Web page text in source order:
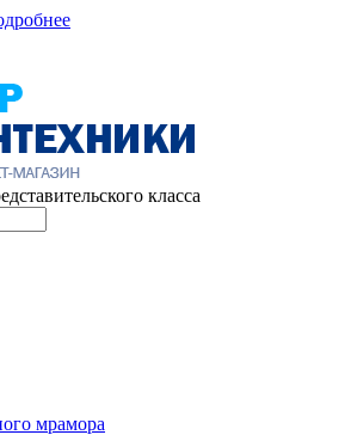
класса
мрамора